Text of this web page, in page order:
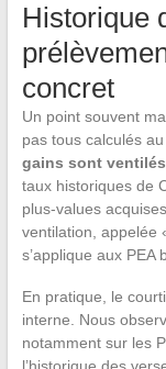
Historique
concret
Un point souvent
pas tous calculés
gains sont
taux historiques de
plus-values
ventilation, appelée
s’applique aux PEA
En pratique, le
interne. Nous
notamment sur les